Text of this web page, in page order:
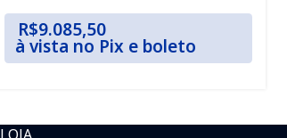
R$9.085,50
à vista no Pix e boleto